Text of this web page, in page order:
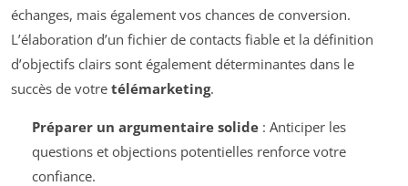
échanges, mais également vos chances de conversion.
L’élaboration d’un fichier de contacts fiable et la définition
d’objectifs clairs sont également déterminantes dans le
succès de votre télémarketing.
Préparer un argumentaire solide: Anticiper les
questions et objections potentielles renforce votre
confiance.